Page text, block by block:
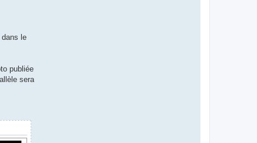
le
publiée
sera